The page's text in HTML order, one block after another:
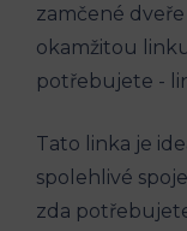
zamčené
okamžitou
potřebujete -⁤
Tato ⁢linka ⁤je⁤
spolehlivé
zda